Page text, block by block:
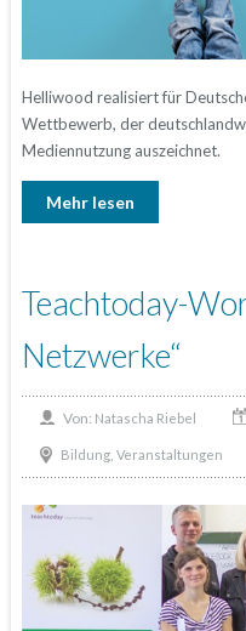
Helliwood realisiert für
Wettbewerb, der
Mediennutzung auszeichnet.
Mehr lesen
Teachtoday-
Netzwerke“
Von: Natascha Riebel
Bildung, Veranstaltungen